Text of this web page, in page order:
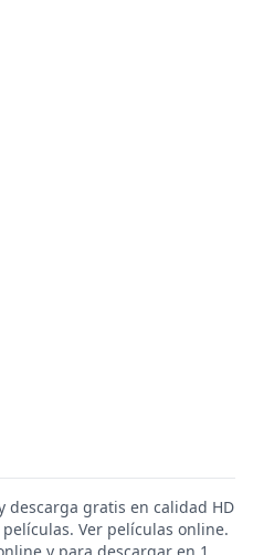
descarga gratis en calidad HD
Ver películas online.